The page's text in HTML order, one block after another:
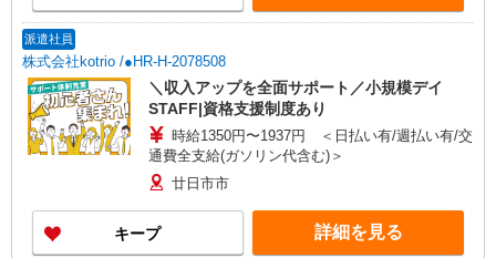
派遣社員
株式会社kotrio /●HR-H-2078508
＼収入アップを全面サポート／小規模デイ
STAFF|資格支援制度あり
時給1350円〜1937円 ＜日払い有/週払い有/交
通費全支給(ガソリン代含む)＞
廿日市市
キープ 詳細を見る